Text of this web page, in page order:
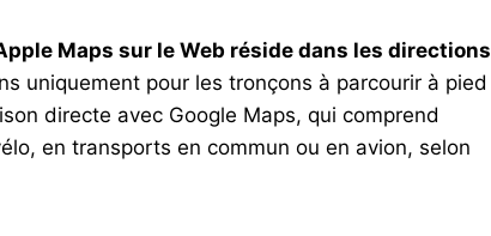
Maps sur le Web réside dans les directions
uniquement pour les tronçons à parcourir à pied
directe avec Google Maps, qui comprend
en transports en commun ou en avion, selon